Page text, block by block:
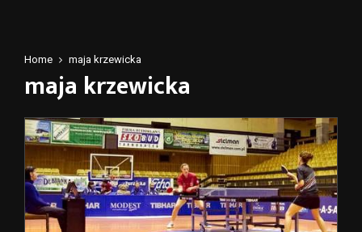
Home maja krzewicka
maja krzewicka